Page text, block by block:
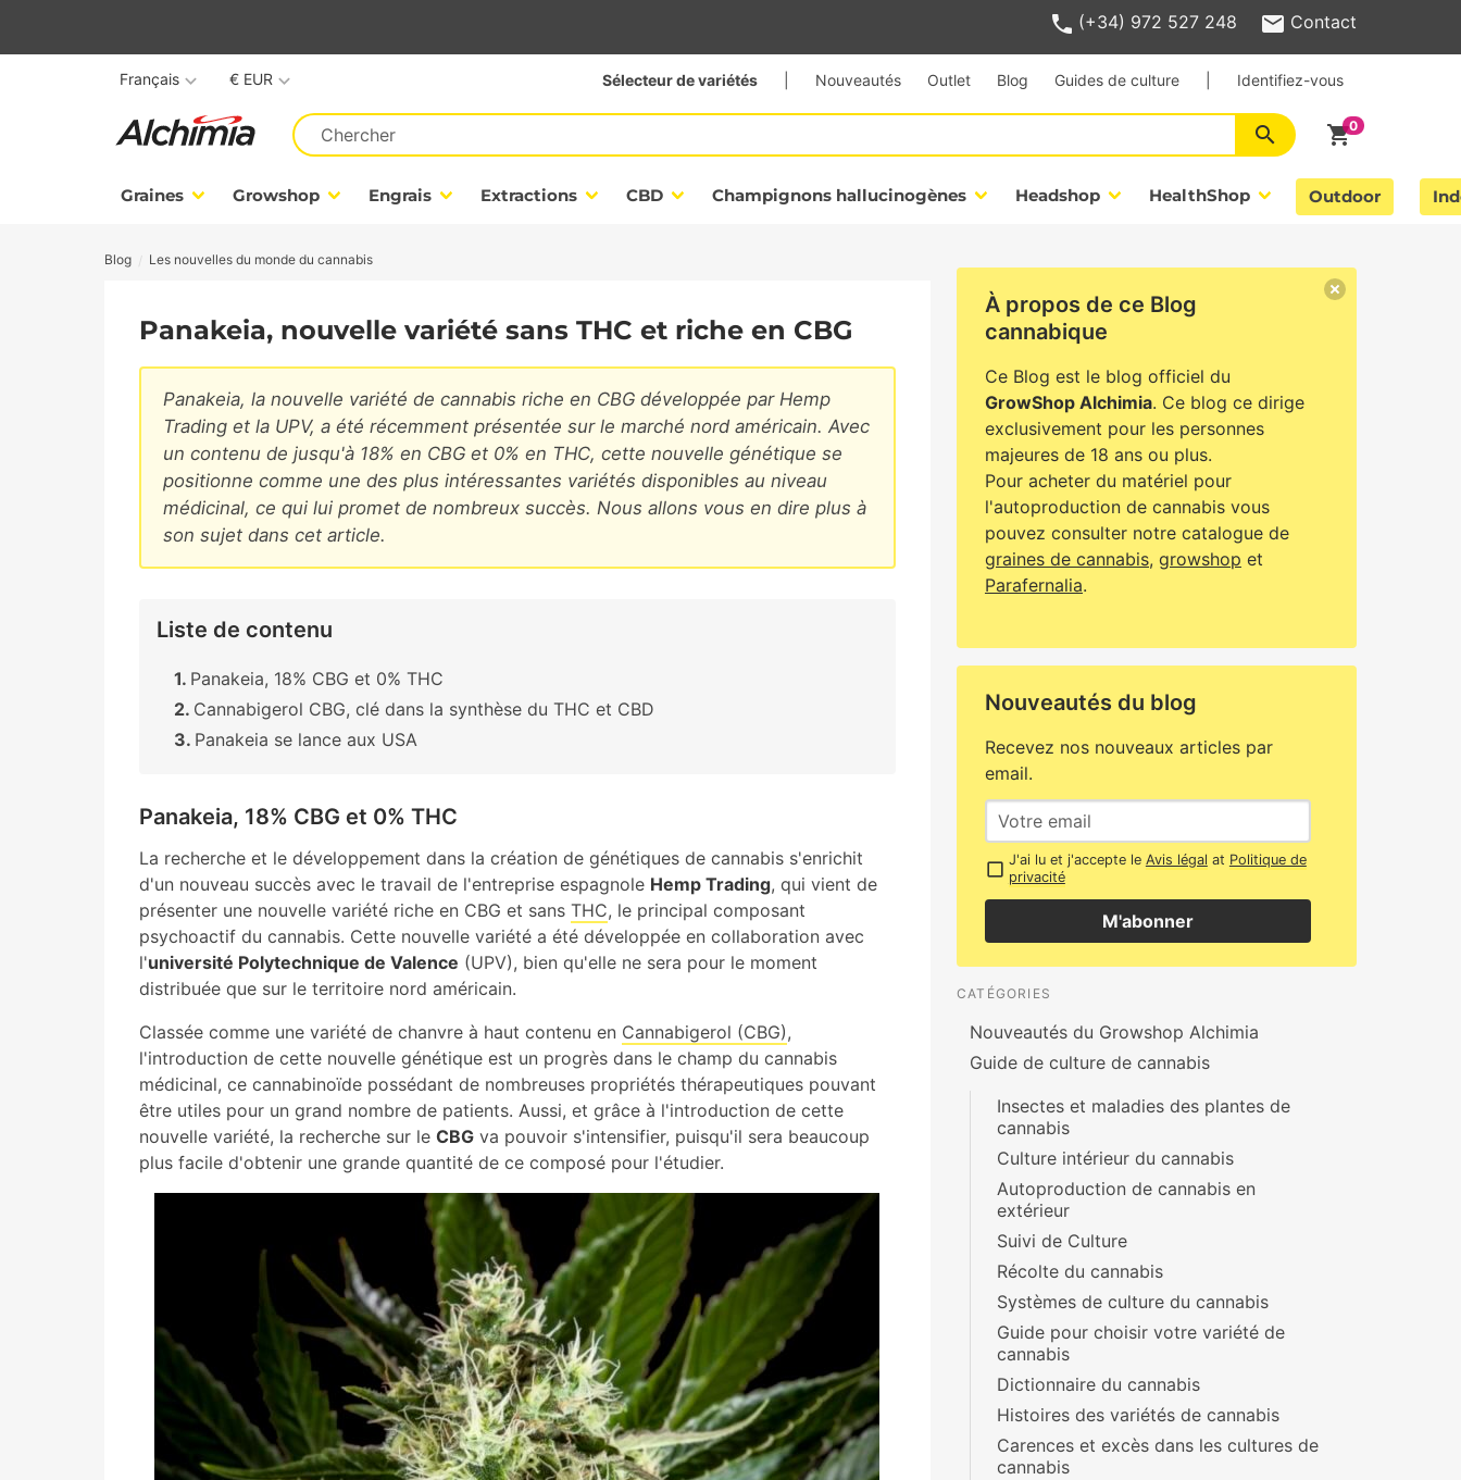
(+34) 972 527 248 Contact
shopping_cart
search
Graines Growshop Engrais Extractions CBD Champignons hallucinogènes Headshop HealthShop Outdoor
Sélecteur de variétés Nouveautés Outlet Blog Guides de culture Identifiez-vous
Français € EUR
Blog Les nouvelles du monde du cannabis
Panakeia, nouvelle variété sans THC et riche en CBG
Panakeia, la nouvelle variété de cannabis riche en CBG développée par Hemp
Trading et la UPV, a été récemment présentée sur le marché nord américain. Avec
un contenu de jusqu'à 18% en CBG et 0% en THC, cette nouvelle génétique se
positionne comme une des plus intéressantes variétés disponibles au niveau
médicinal, ce qui lui promet de nombreux succès. Nous allons vous en dire plus à
son sujet dans cet article.
Liste de contenu
Panakeia, 18% CBG et 0% THC
Cannabigerol CBG, clé dans la synthèse du THC et CBD
Panakeia se lance aux USA
Panakeia, 18% CBG et 0% THC
La recherche et le développement dans la création de génétiques de cannabis s'enrichit
d'un nouveau succès avec le travail de l'entreprise espagnole Hemp Trading, qui vient de
présenter une nouvelle variété riche en CBG et sans THC, le principal composant
psychoactif du cannabis. Cette nouvelle variété a été développée en collaboration avec
l'université Polytechnique de Valence (UPV), bien qu'elle ne sera pour le moment
distribuée que sur le territoire nord américain.
Classée comme une variété de chanvre à haut contenu en Cannabigerol (CBG),
l'introduction de cette nouvelle génétique est un progrès dans le champ du cannabis
médicinal, ce cannabinoïde possédant de nombreuses propriétés thérapeutiques pouvant
être utiles pour un grand nombre de patients. Aussi, et grâce à l'introduction de cette
nouvelle variété, la recherche sur le CBG va pouvoir s'intensifier, puisqu'il sera beaucoup
plus facile d'obtenir une grande quantité de ce composé pour l'étudier.
À propos de ce Blog
cannabique
Ce Blog est le blog officiel du
GrowShop Alchimia. Ce blog ce dirige
exclusivement pour les personnes
majeures de 18 ans ou plus.
Pour acheter du matériel pour
l'autoproduction de cannabis vous
pouvez consulter notre catalogue de
graines de cannabis, growshop et
Parafernalia.
Nouveautés du blog
Recevez nos nouveaux articles par
email.
J'ai lu et j'accepte le Avis légal at Politique de
privacité
M'abonner
CATÉGORIES
Nouveautés du Growshop Alchimia
Guide de culture de cannabis
Insectes et maladies des plantes de
cannabis
Culture intérieur du cannabis
Autoproduction de cannabis en
extérieur
Suivi de Culture
Récolte du cannabis
Systèmes de culture du cannabis
Guide pour choisir votre variété de
cannabis
Dictionnaire du cannabis
Histoires des variétés de cannabis
Carences et excès dans les cultures de
cannabis